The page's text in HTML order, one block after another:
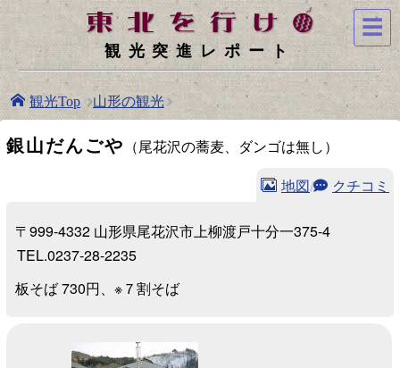
観光突進レポート
観光Top 山形の観光
銀山だんごや （尾花沢の蕎麦、ダンゴは無し）
地図/ クチコミ
〒999-4332 山形県尾花沢市上柳渡戸十分一375-4
TEL.0237-28-2235
板そば 730円、※７割そば
☰